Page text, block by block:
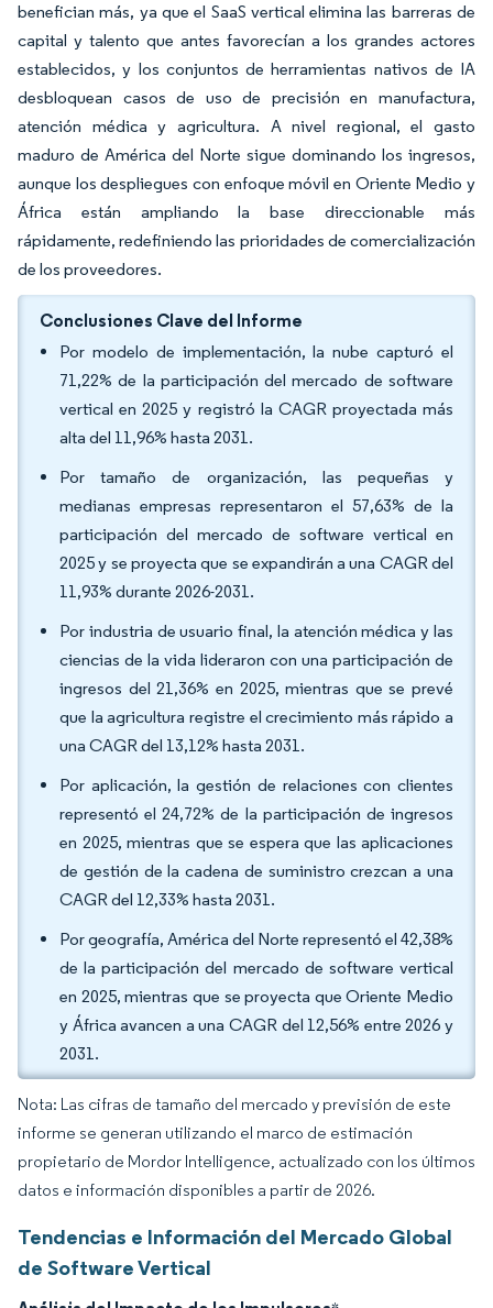
benefician más, ya que el SaaS vertical elimina las barreras de
capital y talento que antes favorecían a los grandes actores
establecidos, y los conjuntos de herramientas nativos de IA
desbloquean casos de uso de precisión en manufactura,
atención médica y agricultura. A nivel regional, el gasto
maduro de América del Norte sigue dominando los ingresos,
aunque los despliegues con enfoque móvil en Oriente Medio y
África están ampliando la base direccionable más
rápidamente, redefiniendo las prioridades de comercialización
de los proveedores.
Conclusiones Clave del Informe
Por modelo de implementación, la nube capturó el
71,22% de la participación del mercado de software
vertical en 2025 y registró la CAGR proyectada más
alta del 11,96% hasta 2031.
Por tamaño de organización, las pequeñas y
medianas empresas representaron el 57,63% de la
participación del mercado de software vertical en
2025 y se proyecta que se expandirán a una CAGR del
11,93% durante 2026-2031.
Por industria de usuario final, la atención médica y las
ciencias de la vida lideraron con una participación de
ingresos del 21,36% en 2025, mientras que se prevé
que la agricultura registre el crecimiento más rápido a
una CAGR del 13,12% hasta 2031.
Por aplicación, la gestión de relaciones con clientes
representó el 24,72% de la participación de ingresos
en 2025, mientras que se espera que las aplicaciones
de gestión de la cadena de suministro crezcan a una
CAGR del 12,33% hasta 2031.
Por geografía, América del Norte representó el 42,38%
de la participación del mercado de software vertical
en 2025, mientras que se proyecta que Oriente Medio
y África avancen a una CAGR del 12,56% entre 2026 y
2031.
Nota: Las cifras de tamaño del mercado y previsión de este
informe se generan utilizando el marco de estimación
propietario de Mordor Intelligence, actualizado con los últimos
datos e información disponibles a partir de 2026.
Tendencias e Información del Mercado Global
de Software Vertical